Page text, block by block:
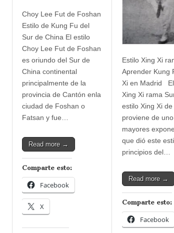
Choy Lee Fut de Foshan
Estilo de Kung Fu del
Sur de China El estilo
Choy Lee Fut de Foshan
es oriundo del Sur de
China continental
principalmente de la
provincia de Cantón enla
ciudad de Foshan o
Fatsan y fue…
Read more →
Comparte esto:
Facebook
X
Estilo Xing Xi
Aprender Kung
Xi en Madrid
Xing Xi rama
estilo Xing Xi
proviene de
mayores
que dió este
principios del…
Read more →
Comparte esto:
Facebook